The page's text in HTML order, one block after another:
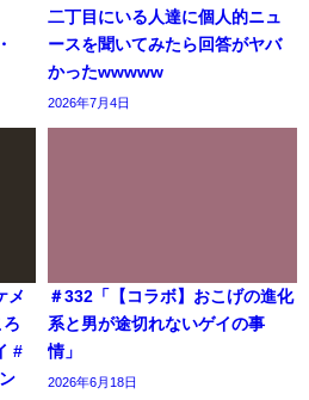
二丁目にいる人達に個人的ニュ
ースを聞いてみたら回答がヤバ
かったwwwww
2026年7月4日
メ
#
＃332「【コラボ】おこげの進化
系と男が途切れないゲイの事
情」
2026年6月18日